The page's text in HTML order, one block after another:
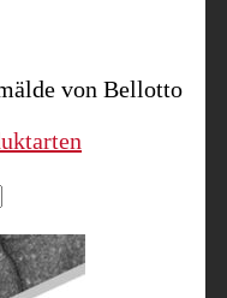
von Bellotto